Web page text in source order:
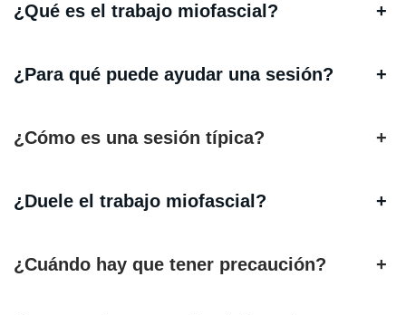
¿Qué es el trabajo miofascial? +
¿Para qué puede ayudar una sesión? +
¿Cómo es una sesión típica? +
¿Duele el trabajo miofascial? +
¿Cuándo hay que tener precaución? +